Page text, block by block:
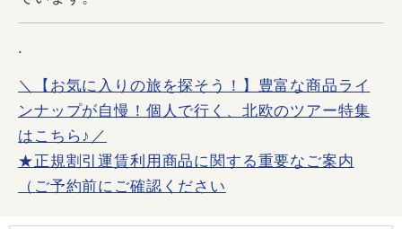
.
＼【お気に入りの旅を探そう！】豊富な商品ライ
ンナップが自慢！個人で行く、北欧のツアー特集
はこちら♪／
★正規割引運賃利用商品に関する重要なご案内
（ご予約前にご確認ください